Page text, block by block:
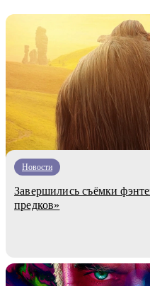
Новости
Завершились съёмки
предков»